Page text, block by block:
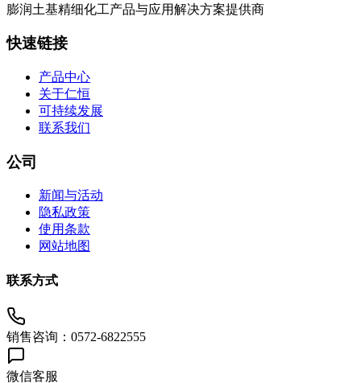
膨润土基精细化工产品与应用解决方案提供商
快速链接
产品中心
关于仁恒
可持续发展
联系我们
公司
新闻与活动
隐私政策
使用条款
网站地图
联系方式
销售咨询：0572-6822555
微信客服